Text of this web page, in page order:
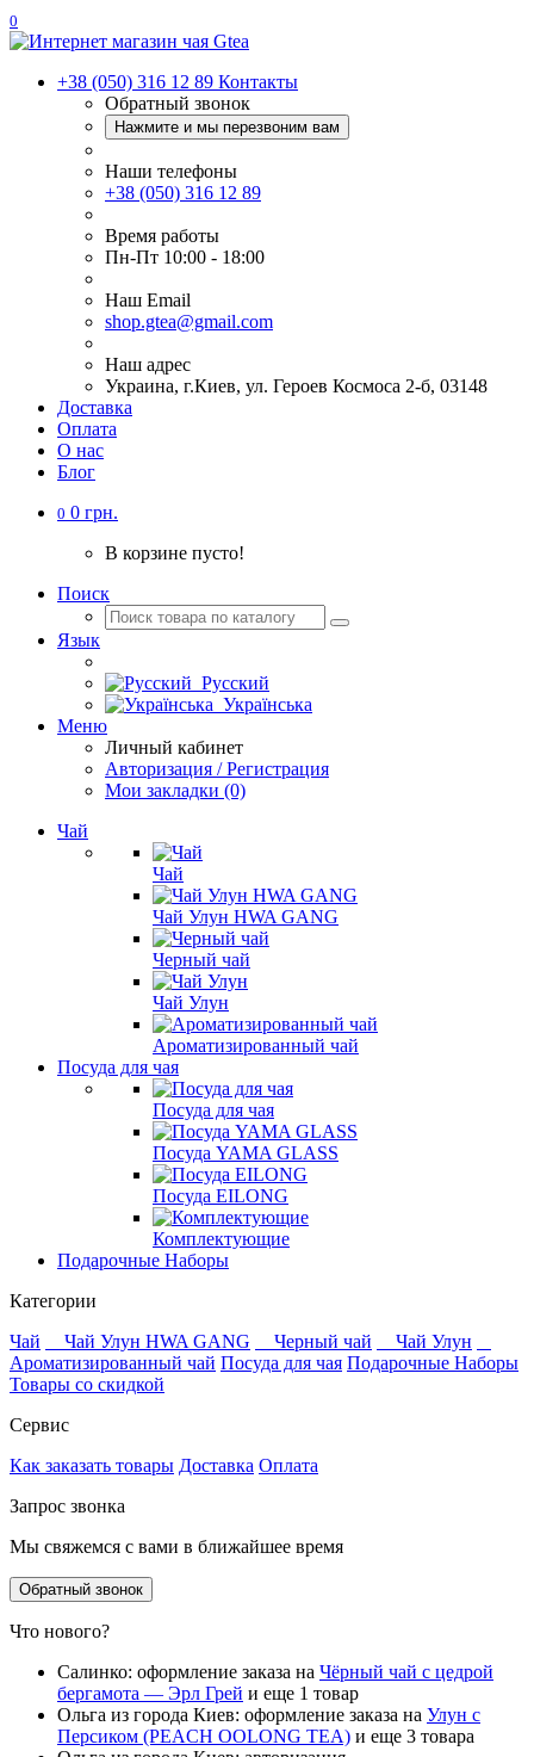
0
+38 (050) 316 12 89 Контакты
Обратный звонок
Нажмите и мы перезвоним вам
Наши телефоны
+38 (050) 316 12 89
Время работы
Пн-Пт 10:00 - 18:00
Наш Еmail
shop.gtea@gmail.com
Наш адрес
Украина, г.Киев, ул. Героев Космоса 2-б, 03148
Доставка
Оплата
О нас
Блог
0 0 грн.
В корзине пусто!
Поиск
Язык
Русский
Українська
Меню
Личный кабинет
Авторизация / Регистрация
Мои закладки (0)
Чай
Чай
Чай Улун HWA GANG
Черный чай
Чай Улун
Ароматизированный чай
Посуда для чая
Посуда для чая
Посуда YAMA GLASS
Посуда EILONG
Комплектующие
Подарочные Наборы
Категории
Чай
Чай Улун HWA GANG Черный чай
Чай Улун
Ароматизированный чай Посуда для чая Подарочные Наборы
Товары со скидкой
Сервис
Как заказать товары Доставка Оплата
Запрос звонка
Мы свяжемся с вами в ближайшее время
Обратный звонок
Что нового?
Салинко: оформление заказа на Чёрный чай с цедрой
бергамота — Эрл Грей и еще 1 товар
Ольга из города Киев: оформление заказа на Улун с
Персиком (PEACH OOLONG TEA) и еще 3 товара